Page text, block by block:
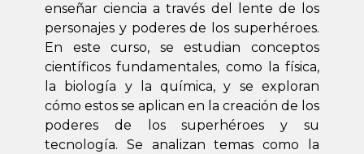
enseñar ciencia a través del lente de los
personajes y poderes de los superhéroes.
En este curso, se estudian conceptos
científicos fundamentales, como la física,
la biología y la química, y se exploran
cómo estos se aplican en la creación de los
poderes de los superhéroes y su
tecnología. Se analizan temas como la